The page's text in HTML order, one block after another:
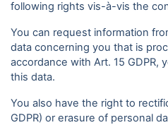
following rights vis-à-vis the
You can request information
data concerning you that is
accordance with Art. 15 GDPR,
this data.
You also have the right to
GDPR) or erasure of personal